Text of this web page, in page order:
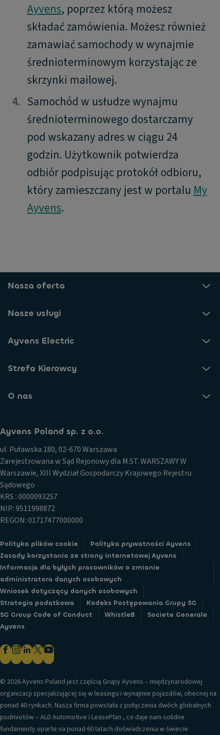
Ayvens, poprzez którą możesz
składać zamówienia. Możesz również
zamawiać samochody w wynajmie
średnioterminowym korzystając ze
skrzynki mailowej.
4.
4. Samochód w usłudze wynajmu
średnioterminowego dostarczamy
pod wskazany adres w ciągu 24
godzin. Użytkownik potwierdza
odbiór podpisując protokół odbioru,
który zamieszczany jest w portalu My
Ayvens.
Nasza oferta
Nasze usługi
Ayvens Electric
Strefa Kierowcy
O nas
Ayvens Poland sp. z o.o.
ul. Puławska 180, 02-670 Warszawa
Zarejestrowana w Sąd Rejonowy dla M.ST. WARSZAWY W
Warszawie, XIII Wydział Gospodarczy Krajowego Rejestru
Sądowego
KRS : 0000093257
NIP: 9511998872
REGON: 01717477000000
Polityka plików cookie
Polityka prywatności Ayvens
Zasady korzystania ze strony internetowej Ayvens
Informacja dla byłych pracowników o zmianie
administratora danych osobowych
Wniosek dotyczący danych osobowych
Strategia podatkowa
Kodeks Postępowania Grupy SG
SG Group Code of Conduct
WhistleB
Societe Generale
Ayvens
© 2026 Ayvens Poland jest częścią Grupy Ayvens – międzynarodowej
organizacji specjalizującej się w leasingu i wynajmie pojazdów, obecnej na
ponad 40 rynkach. Nasza firma powstała z połączenia dwóch globalnych
podmiotów – ALD Automotive i LeasePlan , co daje nam solidne
fundamenty oparte na ponad 60 latach doświadczenia w świecie